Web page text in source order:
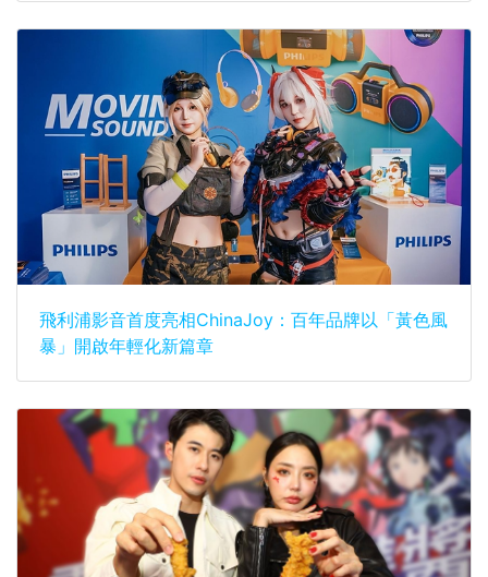
飛利浦影音首度亮相ChinaJoy：百年品牌以「黃色風
暴」開啟年輕化新篇章